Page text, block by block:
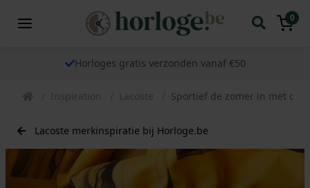
0
Horloges gratis verzonden vanaf €50
Inspiration Lacoste Sportief de zomer in met
Lacoste merkinspiratie bij Horloge.be